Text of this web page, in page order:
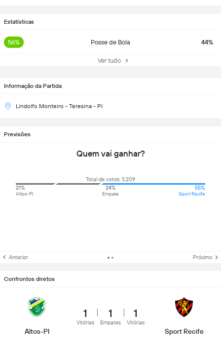
Estatísticas
56% Posse de Bola 44%
Ver tudo
Informação da Partida
Lindolfo Monteiro - Teresina - PI
Previsões
Quem vai ganhar?
Total de votos: 5,209
21%
Altos-PI
24%
Empate
55%
Sport Recife
Anterior Próximo
Confrontos diretos
Altos-PI
1
Vitórias
1
Empates
1
Vitórias
Sport Recife